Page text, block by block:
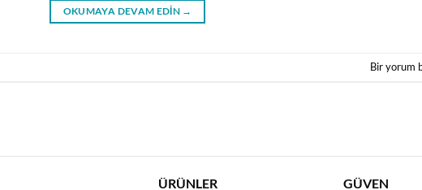
OKUMAYA DEVAM EDIN →
Bir yorum
ÜRÜNLER GÜVEN